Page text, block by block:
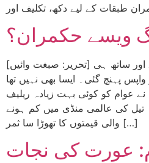
ویسے حکمران؟
[تحریر: صبغت وائیں] ادھر دھرنے ختم ہوئے اور ساتھ ہی
پہنچ گئی۔ ایسا بھی نہیں تھا
عوام کو کوئی بہت زیادہ ریلیف
تیل کی عالمی منڈی میں کم ہونے
والی قیمتوں کا تھوڑا سا ثمر […]
عورت کی نجات